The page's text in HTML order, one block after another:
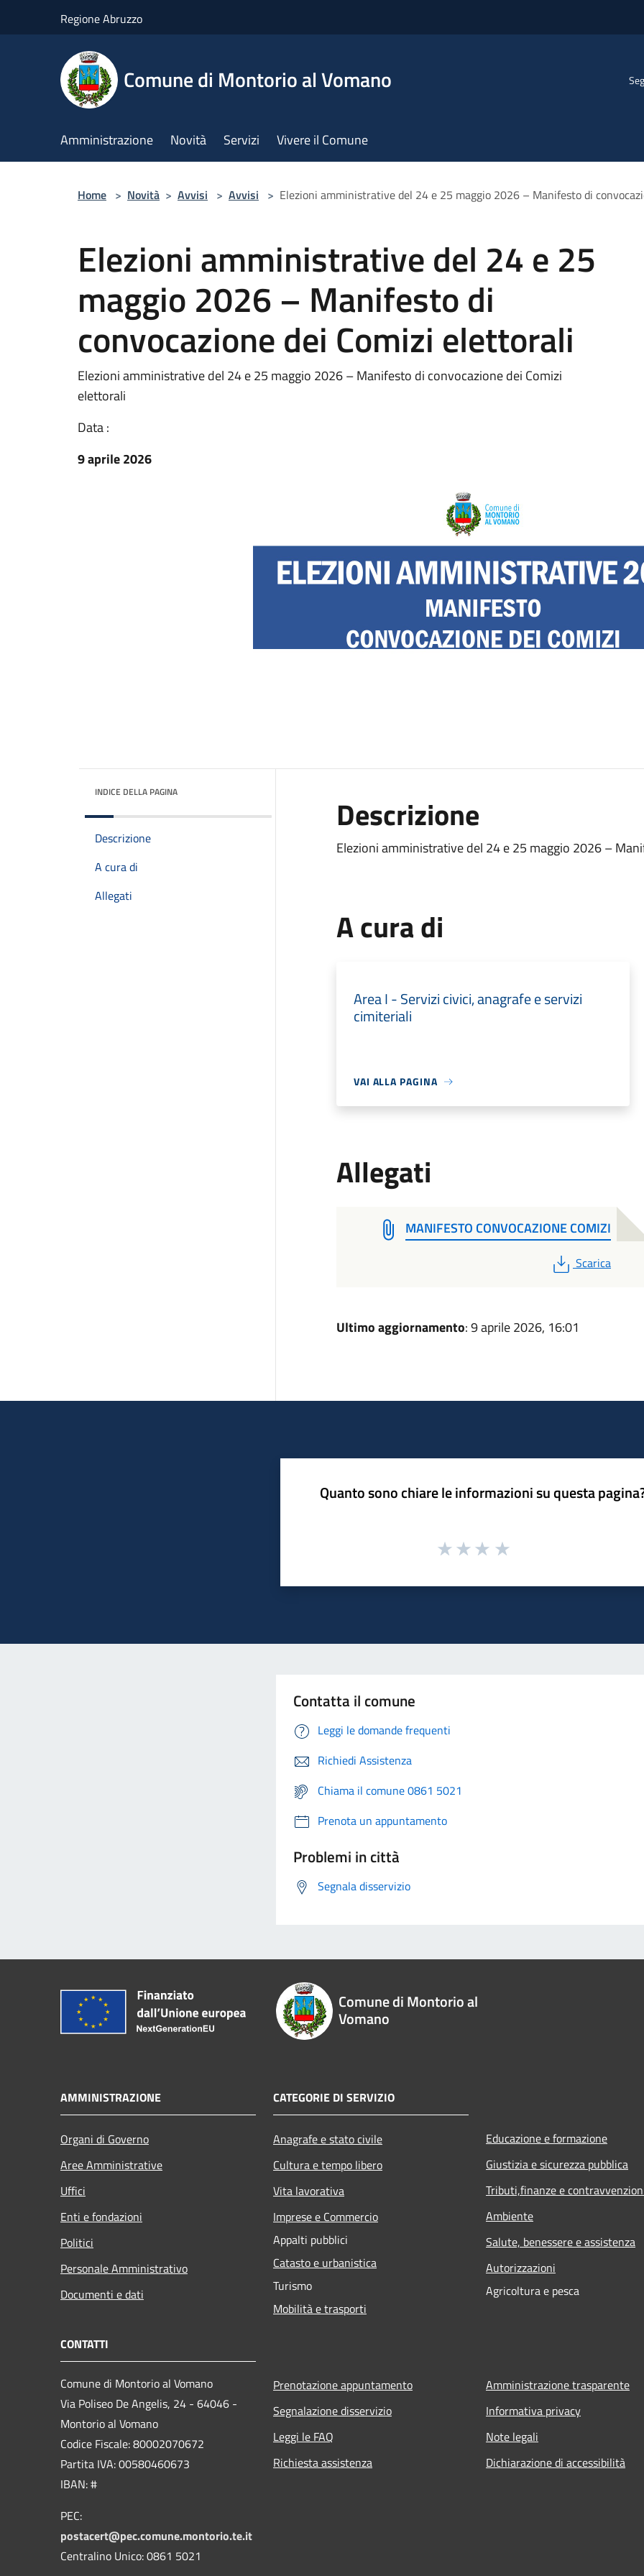
Regione Abruzzo
Comune di Montorio al Vomano
Amministrazione Novità Servizi Vivere il Comune
Home > Novità > Avvisi > Avvisi > Elezioni amministrative del 24 e 25 maggio 2026 – Manifesto di
Elezioni amministrative del 24 e 25
maggio 2026 – Manifesto di
convocazione dei Comizi elettorali
Elezioni amministrative del 24 e 25 maggio 2026 – Manifesto di convocazione dei Comizi
elettorali
Data :
9 aprile 2026
INDICE DELLA PAGINA
Descrizione
A cura di
Allegati
Descrizione
Elezioni amministrative del 24 e 25 maggio 2026 –
A cura di
Area I - Servizi civici, anagrafe e servizi
cimiteriali
VAI ALLA PAGINA
Allegati
MANIFESTO CONVOCAZIONE COMIZI
PDF
Scarica
Ultimo aggiornamento: 9 aprile 2026, 16:01
Quanto sono chiare le informazioni su questa
Contatta il comune
Leggi le domande frequenti
Richiedi Assistenza
Chiama il comune 0861 5021
Prenota un appuntamento
Problemi in città
Segnala disservizio
Comune di Montorio al
Vomano
AMMINISTRAZIONE
Organi di Governo
Aree Amministrative
Uffici
Enti e fondazioni
Politici
Personale Amministrativo
Documenti e dati
CATEGORIE DI SERVIZIO
Anagrafe e stato civile
Cultura e tempo libero
Vita lavorativa
Imprese e Commercio
Appalti pubblici
Catasto e urbanistica
Turismo
Mobilità e trasporti
Educazione e formazione
Giustizia e sicurezza pubblica
Tributi,finanze e
Ambiente
Salute, benessere e assistenza
Autorizzazioni
Agricoltura e pesca
CONTATTI
Comune di Montorio al Vomano
Via Poliseo De Angelis, 24 - 64046 -
Montorio al Vomano
Codice Fiscale: 80002070672
Partita IVA: 00580460673
IBAN: #
PEC:
postacert@pec.comune.montorio.te.it
Centralino Unico: 0861 5021
Prenotazione appuntamento
Segnalazione disservizio
Leggi le FAQ
Richiesta assistenza
Amministrazione trasparente
Informativa privacy
Note legali
Dichiarazione di accessibilità